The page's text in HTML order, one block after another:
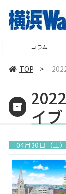
コラム
TOP >
イブ
04月30日（土）